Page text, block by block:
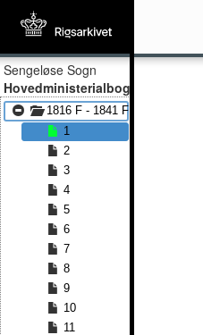
Sengeløse Sogn
Hovedministerialbog
1816 F - 1841 F
1
2
3
4
5
6
7
8
9
10
11